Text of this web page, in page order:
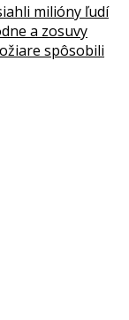
milióny ľudí
a zosuvy
spôsobili